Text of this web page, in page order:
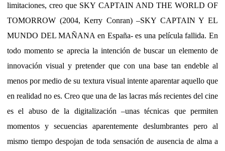
limitaciones, creo que SKY CAPTAIN AND THE WORLD OF
TOMORROW (2004, Kerry Conran) –SKY CAPTAIN Y EL
MUNDO DEL MAÑANA en España- es una película fallida. En
todo momento se aprecia la intención de buscar un elemento de
innovación visual y pretender que con una base tan endeble al
menos por medio de su textura visual intente aparentar aquello que
en realidad no es. Creo que una de las lacras más recientes del cine
es el abuso de la digitalización –unas técnicas que permiten
momentos y secuencias aparentemente deslumbrantes pero al
mismo tiempo despojan de toda sensación de ausencia de alma a